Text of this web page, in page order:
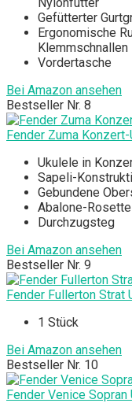
Gefütterter
Ergonomische
Vordertasche
Bei Amazon ansehen
Bestseller Nr. 8
Fender Zuma
Ukulele in
Sapeli-
Gebundene
Abalone-Rosette
Durchzugsteg
Bei Amazon ansehen
Bestseller Nr. 9
Fender Fullerton Strat
1 Stück
Bei Amazon ansehen
Bestseller Nr. 10
Fender Venice Sopran